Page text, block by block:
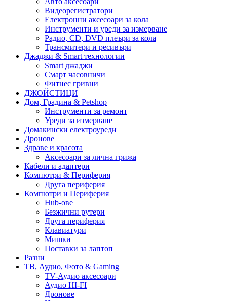
Видеорегистратори
Електронни аксесоари за кола
Инструменти и уреди за измерване
Радио, CD, DVD плеъри за кола
Трансмитери и ресивъри
Джаджи & Smart технологии
Smart джаджи
Смарт часовничи
Фитнес гривни
ДЖОЙСТИЦИ
Дом, Градина & Petshop
Инструменти за ремонт
Уреди за измерване
Домакински електроуреди
Дронове
Здраве и красота
Аксесоари за лична грижа
Кабели и адаптери
Компютри & Периферия
Друга периферия
Компютри и Периферия
Hub-ове
Безжични рутери
Друга периферия
Клавиатури
Мишки
Поставки за лаптоп
Разни
ТВ, Аудио, Фото & Gaming
TV-Аудио аксесоари
Аудио HI-FI
Дронове